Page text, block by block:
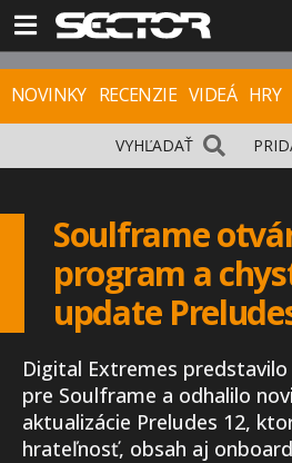
NOVINKY RECENZIE VIDEÁ HRY
VYHĽADAŤ
Soulframe
program a
update
Digital Extremes
pre Soulframe a odhalilo
aktualizácie Preludes 12,
hrateľnosť, obsah aj